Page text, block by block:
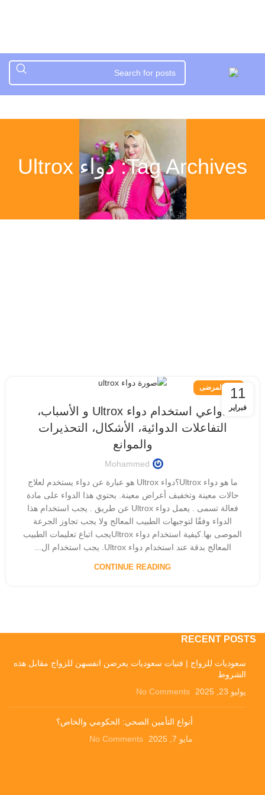
Tag Archives: دواء Ultrox
11
فبراير
دليل المرضى
دواعي استخدام دواء Ultrox و الأسباب،
التفاعلات الدوائية، الأشكال، التحذيرات
والموانع
Mohammed
ما هو دواء Ultrox؟دواء Ultrox هو عبارة عن دواء يستخدم لعلاج
حالات معينة وتخفيف أعراض معينة. يحتوي هذا الدواء على مادة
فعالة تسمى . يعمل دواء Ultrox عن طريق . يجب استخدام هذا
الدواء وفقًا لتوجيهات الطبيب المعالج ولا يجب تجاوز الجرعة
الموصى بها.كيفية استخدام دواء Ultroxيجب اتباع تعليمات الطبيب
المعالج بدقة عند استخدام دواء Ultrox. يجب استخدام ال...
CONTINUE READING
RECENT POSTS
سعوديات للزواج | فتيات سعوديات يعرضن انفسهن للزواج مقابل هذه
الشروط
يوليو 23, 2025
No Comments
أنواع التأمين الصحي: الحكومي والخاص؟
مايو 7, 2025
No Comments